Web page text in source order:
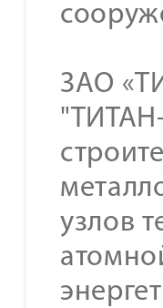
ЗАО
узлов